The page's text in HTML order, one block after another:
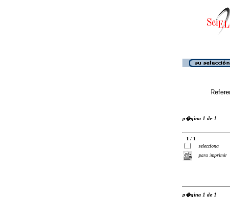
p�gina 1 de 1
1 / 1
selecciona
para imprimir
p�gina 1 de 1